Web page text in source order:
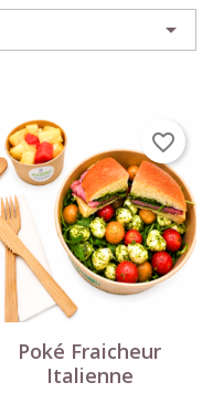

Poké Fraicheur
Italienne
favorite_border